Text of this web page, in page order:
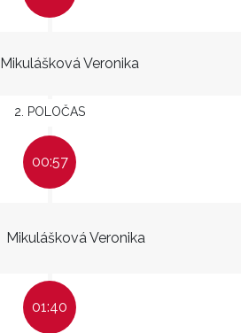
Mikulášková Veronika
2. POLOČAS
00:57
Mikulášková Veronika
01:40